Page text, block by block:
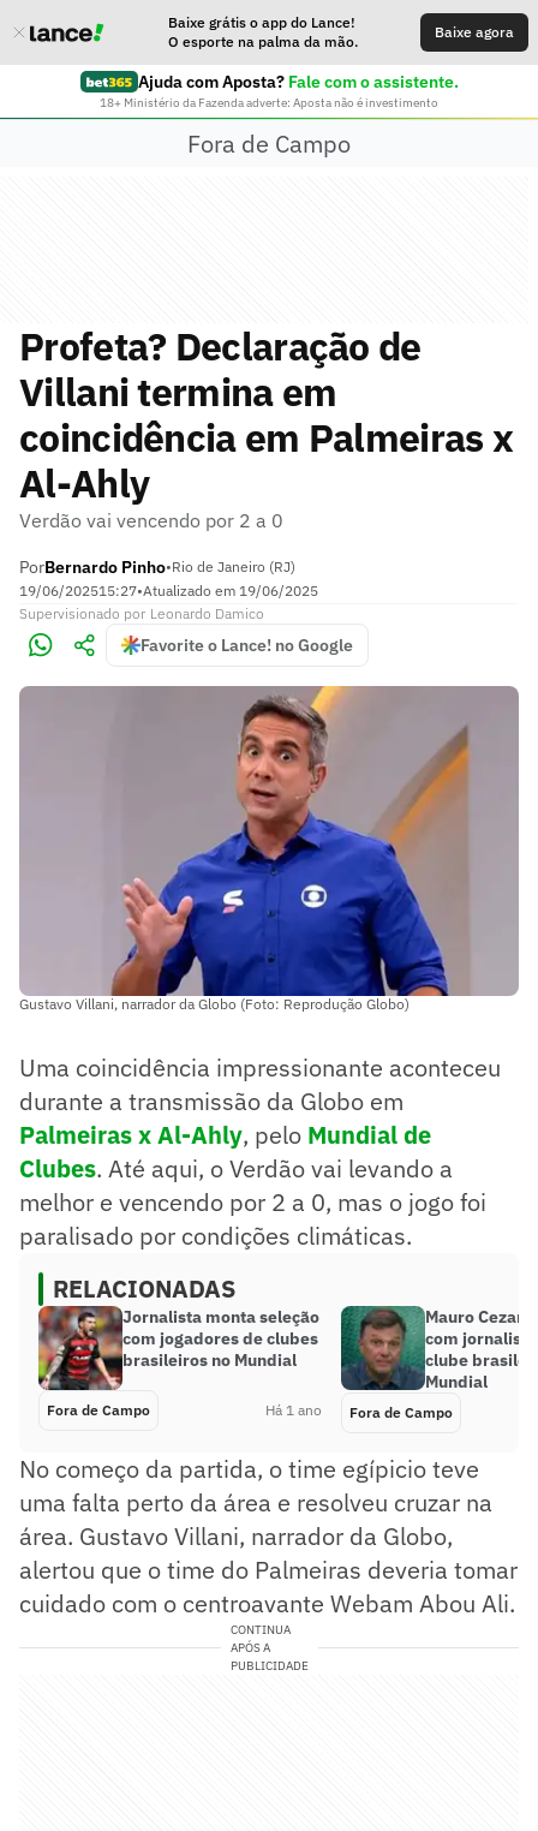
Baixe grátis o app do Lance!
O esporte na palma da mão.
Baixe agora
Ajuda com Aposta? Fale com o assistente.
18+ Ministério da Fazenda adverte: Aposta não é investimento
Fora de Campo
Profeta? Declaração de
Villani termina em
coincidência em Palmeiras x
Al-Ahly
Verdão vai vencendo por 2 a 0
PorBernardo Pinho•Rio de Janeiro (RJ)
19/06/202515:27•Atualizado em 19/06/2025
Supervisionado por Leonardo Damico
Favorite o Lance! no Google
Gustavo Villani, narrador da Globo (Foto: Reprodução Globo)
Uma coincidência impressionante aconteceu
durante a transmissão da Globo em
Palmeiras x Al-Ahly, pelo Mundial de
Clubes. Até aqui, o Verdão vai levando a
melhor e vencendo por 2 a 0, mas o jogo foi
paralisado por condições climáticas.
RELACIONADAS
Jornalista monta seleção
com jogadores de clubes
brasileiros no Mundial
Fora de Campo Há 1 ano
Mauro Cezar
com
clube
Mundial
Fora de Campo
No começo da partida, o time egípicio teve
uma falta perto da área e resolveu cruzar na
área. Gustavo Villani, narrador da Globo,
alertou que o time do Palmeiras deveria tomar
cuidado com o centroavante Webam Abou Ali.
CONTINUA
APÓS A
PUBLICIDADE